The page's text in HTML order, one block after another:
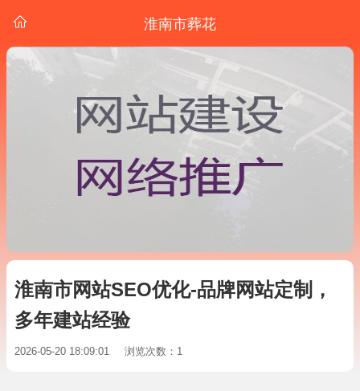
淮南市葬花
淮南市网站SEO优化-品牌网站定制，
多年建站经验
2026-05-20 18:09:01 浏览次数：1